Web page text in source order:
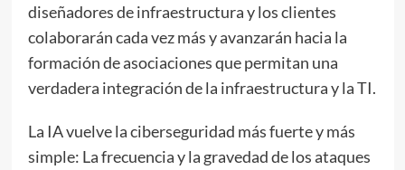
diseñadores de infraestructura y los clientes
colaborarán cada vez más y avanzarán hacia la
formación de asociaciones que permitan una
verdadera integración de la infraestructura y la TI.
La IA vuelve la ciberseguridad más fuerte y más
simple: La frecuencia y la gravedad de los ataques